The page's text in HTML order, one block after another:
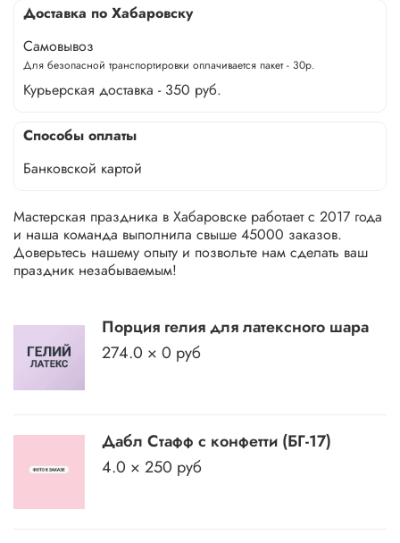
Доставка по Хабаровску
Самовывоз
Для безопасной транспортировки оплачивается пакет - 30р.
Курьерская доставка - 350 руб.
Способы оплаты
Банковской картой
Порция гелия для латексного шара
274.0 × 0 руб
Дабл Стафф с конфетти (БГ-17)
4.0 × 250 руб
Мастерская праздника в Хабаровске работает с 2017 года
и наша команда выполнила свыше 45000 заказов.
Доверьтесь нашему опыту и позвольте нам сделать ваш
праздник незабываемым!